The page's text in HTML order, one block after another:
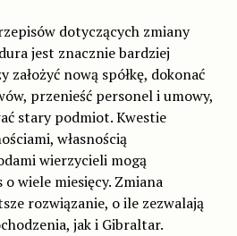
dotyczących zmiany
jest znacznie bardziej
założyć nową spółkę, dokonać
przenieść personel i umowy,
stary podmiot. Kwestie
własnością
wierzycieli mogą
wiele miesięcy. Zmiana
rozwiązanie, o ile zezwalają
jak i Gibraltar.